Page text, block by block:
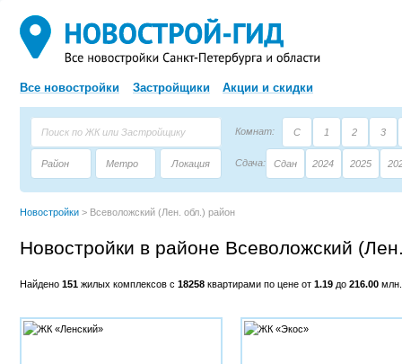
Все новостройки Застройщики Акции и скидки
Комнат: С 1 2 3
Район Метро Локация Сдача: Сдан 2024 2025
Новостройки > Всеволожский (Лен. обл.) район
Новостройки в районе Всеволожский
Найдено151 жилых комплексов с18258 квартирами по цене от1.19 до216.00